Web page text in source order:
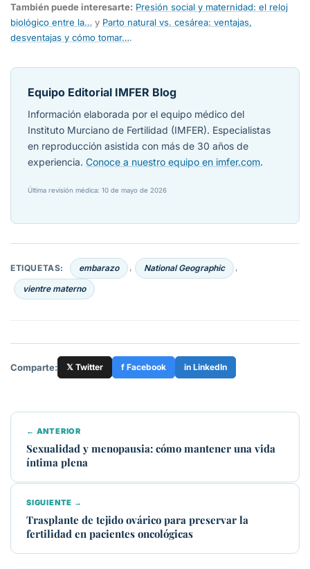
También puede interesarte: Presión social y maternidad: el reloj
biológico entre la… y Parto natural vs. cesárea: ventajas,
desventajas y cómo tomar….
Equipo Editorial IMFER Blog
Información elaborada por el equipo médico del
Instituto Murciano de Fertilidad (IMFER). Especialistas
en reproducción asistida con más de 30 años de
experiencia. Conoce a nuestro equipo en imfer.com.
Última revisión médica: 10 de mayo de 2026
ETIQUETAS: embarazo , National Geographic ,
vientre materno
Comparte: 𝕏 Twitter f Facebook in LinkedIn
← ANTERIOR
Sexualidad y menopausia: cómo mantener una vida
íntima plena
SIGUIENTE →
Trasplante de tejido ovárico para preservar la
fertilidad en pacientes oncológicas